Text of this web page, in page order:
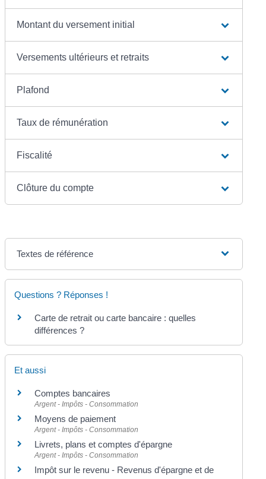
Montant du versement initial
Versements ultérieurs et retraits
Plafond
Taux de rémunération
Fiscalité
Clôture du compte
Textes de référence
Questions ? Réponses !
Carte de retrait ou carte bancaire : quelles
différences ?
Et aussi
Comptes bancaires
Argent - Impôts - Consommation
Moyens de paiement
Argent - Impôts - Consommation
Livrets, plans et comptes d'épargne
Argent - Impôts - Consommation
Impôt sur le revenu - Revenus d'épargne et de